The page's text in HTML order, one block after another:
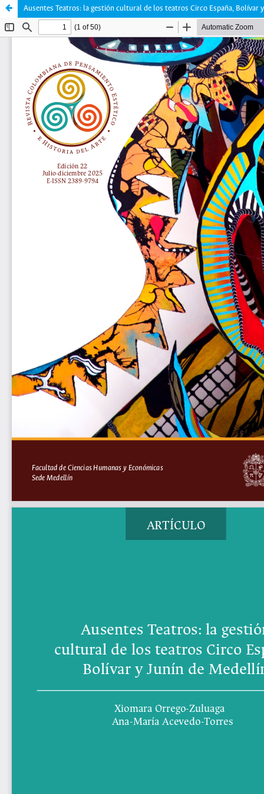
Ausentes Teatros: la gestión cultural de los teatros Circo España, Bolívar